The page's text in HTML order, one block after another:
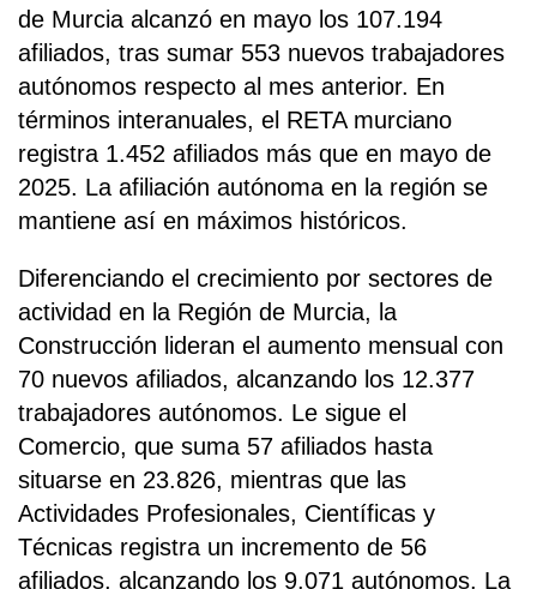
de Murcia alcanzó en mayo los 107.194
afiliados, tras sumar 553 nuevos trabajadores
autónomos respecto al mes anterior. En
términos interanuales, el RETA murciano
registra 1.452 afiliados más que en mayo de
2025. La afiliación autónoma en la región se
mantiene así en máximos históricos.
Diferenciando el crecimiento por sectores de
actividad en la Región de Murcia, la
Construcción lideran el aumento mensual con
70 nuevos afiliados, alcanzando los 12.377
trabajadores autónomos. Le sigue el
Comercio, que suma 57 afiliados hasta
situarse en 23.826, mientras que las
Actividades Profesionales, Científicas y
Técnicas registra un incremento de 56
afiliados, alcanzando los 9.071 autónomos. La